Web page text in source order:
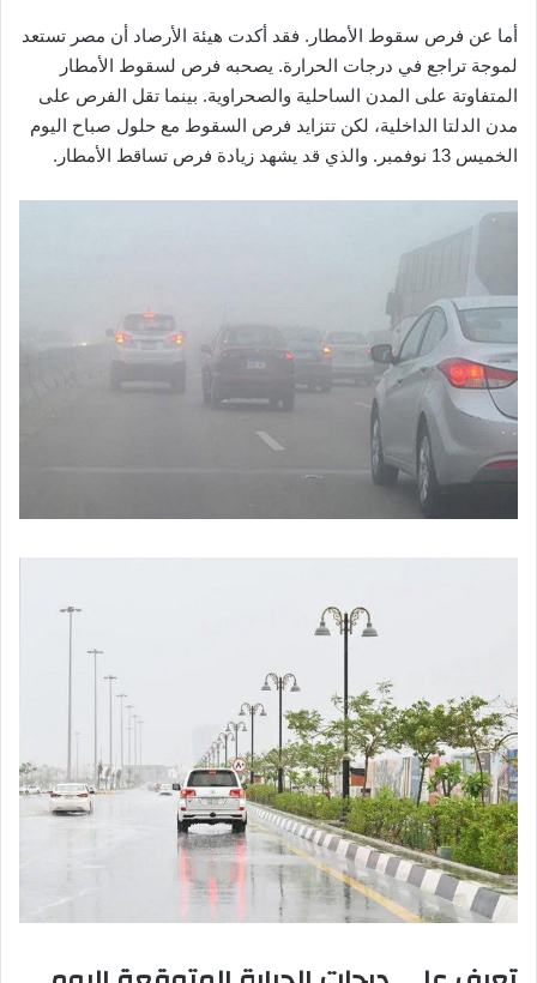
أما عن فرص سقوط الأمطار. فقد أكدت هيئة الأرصاد أن مصر تستعد
لموجة تراجع في درجات الحرارة. يصحبه فرص لسقوط الأمطار
المتفاوتة على المدن الساحلية والصحراوية. بينما تقل الفرص على
مدن الدلتا الداخلية، لكن تتزايد فرص السقوط مع حلول صباح اليوم
الخميس 13 نوفمبر. والذي قد يشهد زيادة فرص تساقط الأمطار.